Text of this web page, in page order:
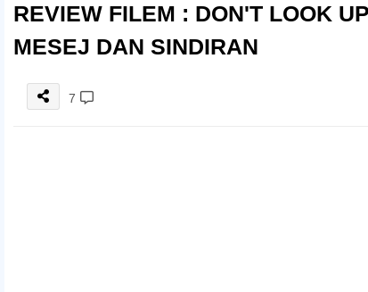
REVIEW FILEM : DON'T LOOK
MESEJ DAN SINDIRAN
7